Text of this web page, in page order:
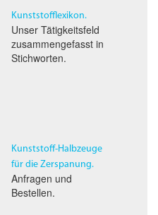
Kunststofflexikon.
Unser Tätigkeitsfeld
zusammengefasst in
Stichworten.
Kunststoff-Halbzeuge
für die Zerspanung.
Anfragen und
Bestellen.